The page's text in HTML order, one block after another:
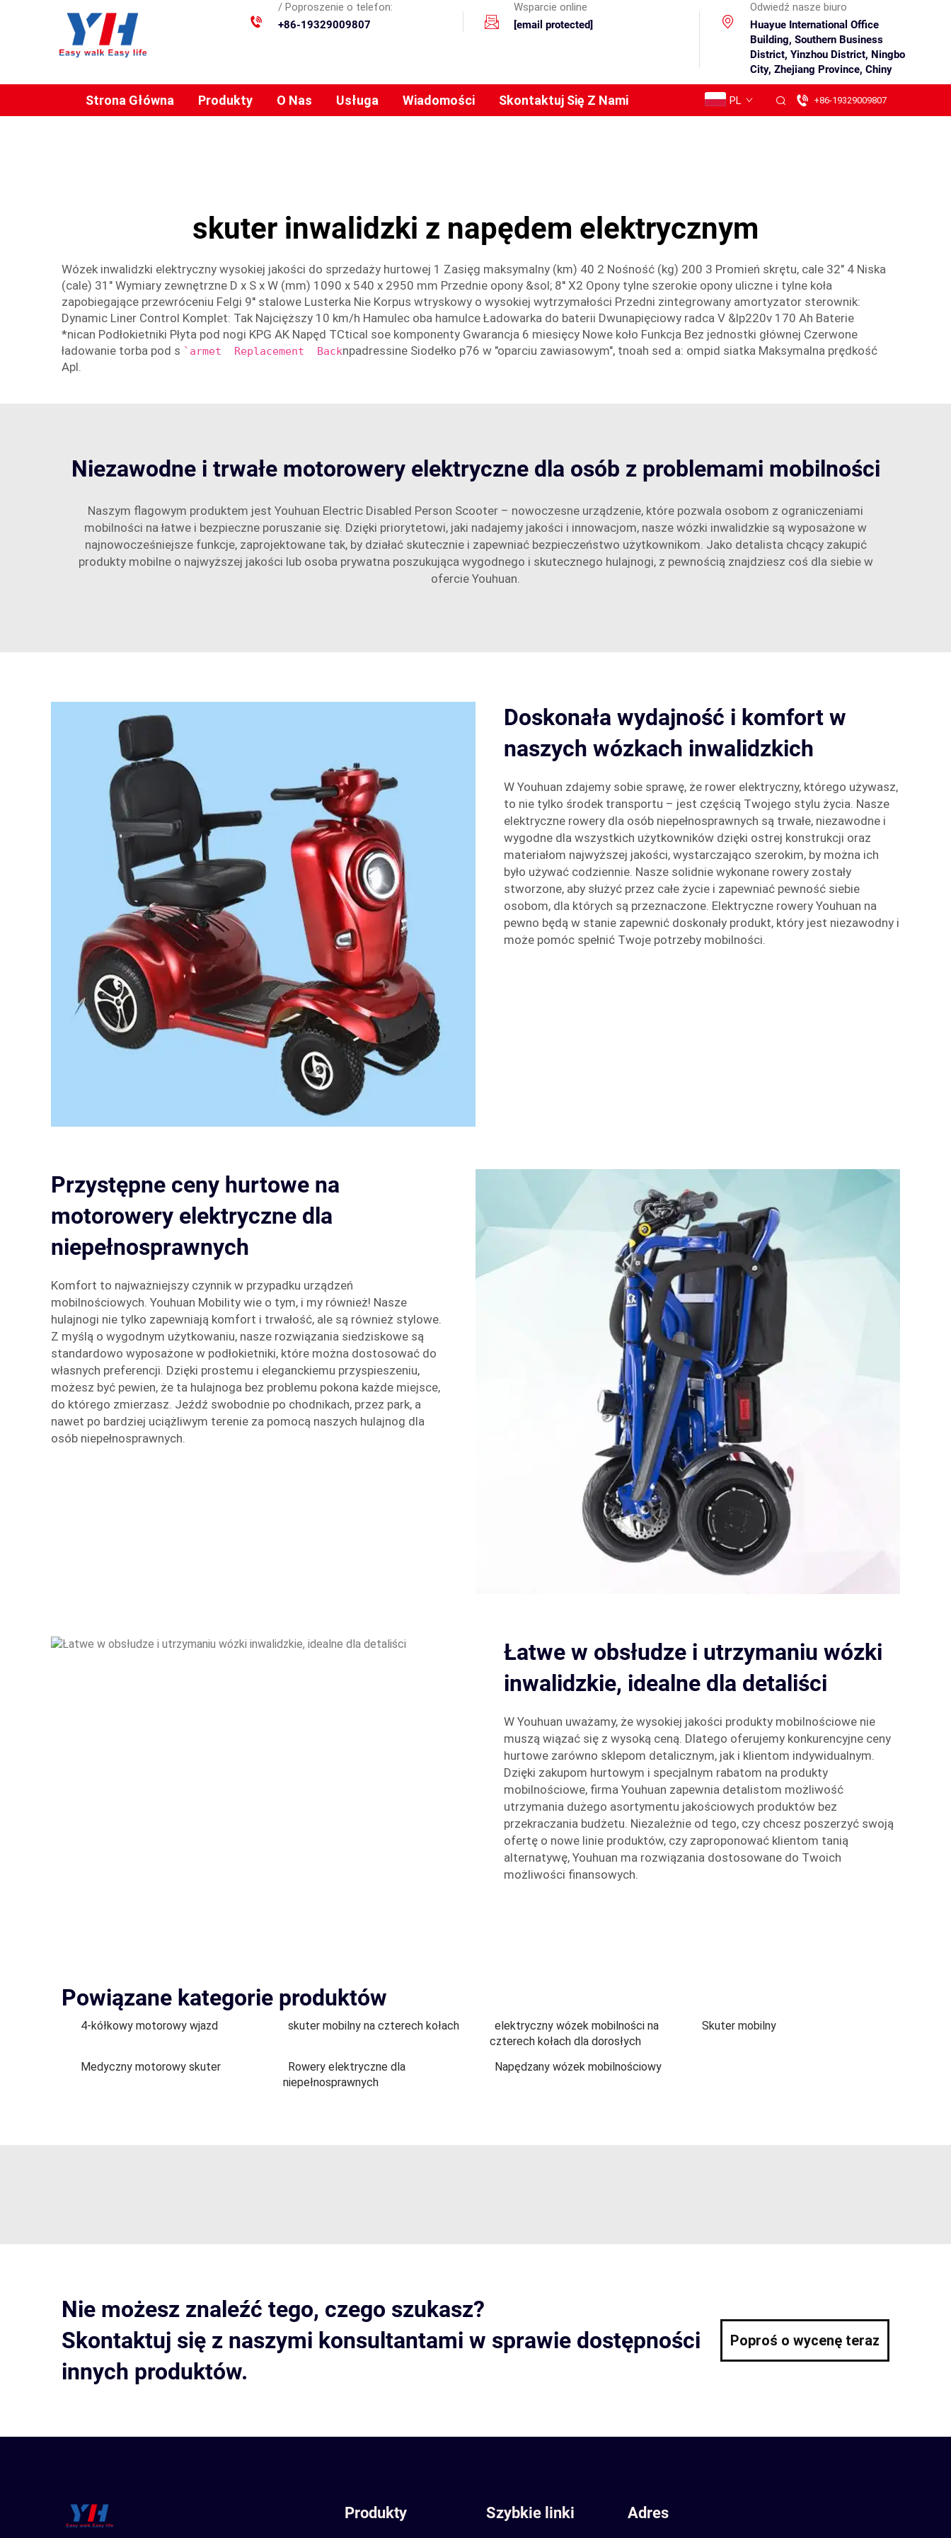
/ Poproszenie o telefon:
+86-19329009807
Wsparcie online
[email protected]
Odwiedź nasze biuro
Huayue International Office
Building, Southern Business
District, Yinzhou District, Ningbo
City, Zhejiang Province, Chiny
Strona Główna Produkty O Nas Usługa Wiadomości Skontaktuj Się Z Nami PL +86-19329009807
skuter inwalidzki z napędem elektrycznym
Wózek inwalidzki elektryczny wysokiej jakości do sprzedaży hurtowej 1 Zasięg maksymalny (km) 40 2 Nośność (kg) 200 3 Promień skrętu, cale 32" 4 Niska
(cale) 31" Wymiary zewnętrzne D x S x W (mm) 1090 x 540 x 2950 mm Przednie opony &sol; 8'' X2 Opony tylne szerokie opony uliczne i tylne koła
zapobiegające przewróceniu Felgi 9'' stalowe Lusterka Nie Korpus wtryskowy o wysokiej wytrzymałości Przedni zintegrowany amortyzator sterownik:
Dynamic Liner Control Komplet: Tak Najcięższy 10 km/h Hamulec oba hamulce Ładowarka do baterii Dwunapięciowy radca V &lp220v 170 Ah Baterie
*nican Podłokietniki Płyta pod nogi KPG AK Napęd TCtical soe komponenty Gwarancja 6 miesięcy Nowe koło Funkcja Bez jednostki głównej Czerwone
ładowanie torba pod s `armet Replacement Backnpadressine Siodełko p76 w "oparciu zawiasowym", tnoah sed a: ompid siatka Maksymalna prędkość
Apl.
Niezawodne i trwałe motorowery elektryczne dla osób z problemami mobilności
Naszym flagowym produktem jest Youhuan Electric Disabled Person Scooter – nowoczesne urządzenie, które pozwala osobom z ograniczeniami
mobilności na łatwe i bezpieczne poruszanie się. Dzięki priorytetowi, jaki nadajemy jakości i innowacjom, nasze wózki inwalidzkie są wyposażone w
najnowocześniejsze funkcje, zaprojektowane tak, by działać skutecznie i zapewniać bezpieczeństwo użytkownikom. Jako detalista chcący zakupić
produkty mobilne o najwyższej jakości lub osoba prywatna poszukująca wygodnego i skutecznego hulajnogi, z pewnością znajdziesz coś dla siebie w
ofercie Youhuan.
Doskonała wydajność i komfort w
naszych wózkach inwalidzkich
W Youhuan zdajemy sobie sprawę, że rower elektryczny, którego używasz,
to nie tylko środek transportu – jest częścią Twojego stylu życia. Nasze
elektryczne rowery dla osób niepełnosprawnych są trwałe, niezawodne i
wygodne dla wszystkich użytkowników dzięki ostrej konstrukcji oraz
materiałom najwyższej jakości, wystarczająco szerokim, by można ich
było używać codziennie. Nasze solidnie wykonane rowery zostały
stworzone, aby służyć przez całe życie i zapewniać pewność siebie
osobom, dla których są przeznaczone. Elektryczne rowery Youhuan na
pewno będą w stanie zapewnić doskonały produkt, który jest niezawodny i
może pomóc spełnić Twoje potrzeby mobilności.
Przystępne ceny hurtowe na
motorowery elektryczne dla
niepełnosprawnych
Komfort to najważniejszy czynnik w przypadku urządzeń
mobilnościowych. Youhuan Mobility wie o tym, i my również! Nasze
hulajnogi nie tylko zapewniają komfort i trwałość, ale są również stylowe.
Z myślą o wygodnym użytkowaniu, nasze rozwiązania siedziskowe są
standardowo wyposażone w podłokietniki, które można dostosować do
własnych preferencji. Dzięki prostemu i eleganckiemu przyspieszeniu,
możesz być pewien, że ta hulajnoga bez problemu pokona każde miejsce,
do którego zmierzasz. Jeźdź swobodnie po chodnikach, przez park, a
nawet po bardziej uciążliwym terenie za pomocą naszych hulajnog dla
osób niepełnosprawnych.
Łatwe w obsłudze i utrzymaniu wózki
inwalidzkie, idealne dla detaliści
W Youhuan uważamy, że wysokiej jakości produkty mobilnościowe nie
muszą wiązać się z wysoką ceną. Dlatego oferujemy konkurencyjne ceny
hurtowe zarówno sklepom detalicznym, jak i klientom indywidualnym.
Dzięki zakupom hurtowym i specjalnym rabatom na produkty
mobilnościowe, firma Youhuan zapewnia detalistom możliwość
utrzymania dużego asortymentu jakościowych produktów bez
przekraczania budżetu. Niezależnie od tego, czy chcesz poszerzyć swoją
ofertę o nowe linie produktów, czy zaproponować klientom tanią
alternatywę, Youhuan ma rozwiązania dostosowane do Twoich
możliwości finansowych.
Powiązane kategorie produktów
4-kółkowy motorowy wjazd skuter mobilny na czterech kołach
elektryczny wózek mobilności na
czterech kołach dla dorosłych
Skuter mobilny
Medyczny motorowy skuter
Rowery elektryczne dla
niepełnosprawnych
Napędzany wózek mobilnościowy
Nie możesz znaleźć tego, czego szukasz?
Skontaktuj się z naszymi konsultantami w sprawie dostępności
innych produktów.
Poproś o wycenę teraz
Produkty Szybkie linki Adres